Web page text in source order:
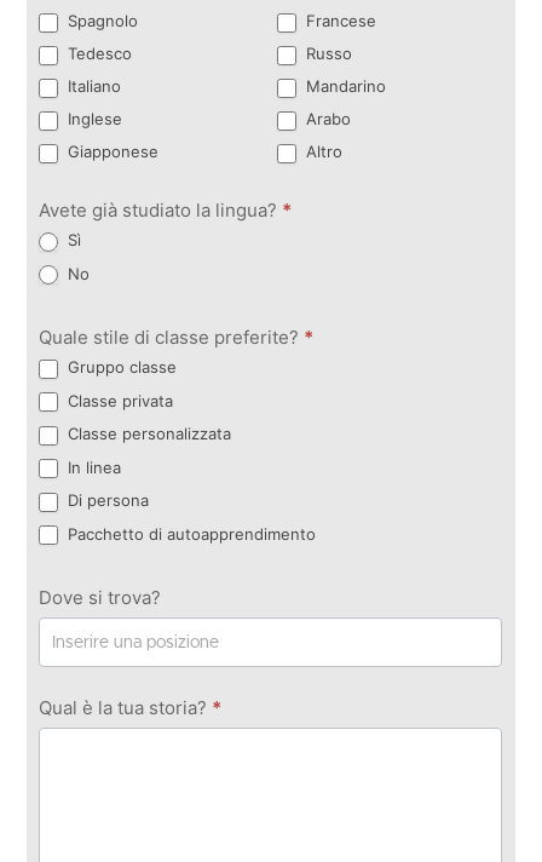
Spagnolo
Francese
Tedesco
Russo
Italiano
Mandarino
Inglese
Arabo
Giapponese
Altro
Avete già studiato la lingua? *
Sì
No
Quale stile di classe preferite? *
Gruppo classe
Classe privata
Classe personalizzata
In linea
Di persona
Pacchetto di autoapprendimento
Dove si trova?
Qual è la tua storia? *